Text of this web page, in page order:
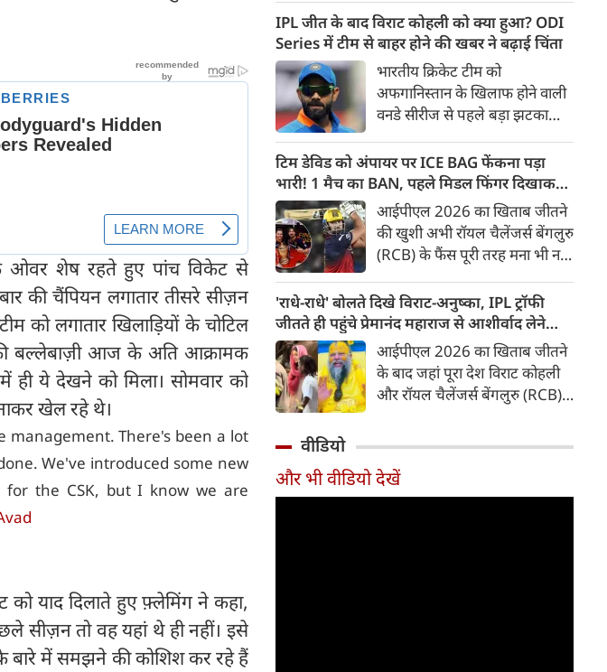
ओवर शेष रहते हुए पांच विकेट से
की चैंपियन लगातार तीसरे सीज़न
को लगातार खिलाड़ियों के चोटिल
बल्लेबाज़ी आज के अति आक्रामक
ही ये देखने को मिला। सोमवार को
खेल रहे थे।
management. There's been a lot
We've introduced some new
the CSK, but I know we are
याद दिलाते हुए फ़्लेमिंग ने कहा,
सीज़न तो वह यहां थे ही नहीं। इसे
बारे में समझने की कोशिश कर रहे हैं
पुरानी फ़्रैंचाइजी दिल्ली कैपिटल्स
(DC) को वापस भेजने और बदले में
भारत के स्पिनर कुलदीप यादव को
अपनी टीम में शामिल करने की तैयारी
पूरी हो गई है। ट्रेड के तहत रवींद्र
जाडेजा के बाद पंत दूसरे बड़े खिलाड़ी
होंगे जिनकी सैलरी कम होगी।
IPL जीत के बाद विराट कोहली को क्या हुआ? ODI
Series में टीम से बाहर होने की खबर ने बढ़ाई चिंता
भारतीय क्रिकेट टीम को
अफगानिस्तान के खिलाफ होने वाली
वनडे सीरीज से पहले बड़ा झटका
स्टार बल्लेबाज विराट कोहली
हैमस्ट्रिंग चोट के चलते पूरी सीरीज से
बाहर हो गए हैं। यह सीरीज 13 जून
से धर्मशाला में शुरू होने जा रही है,
लेकिन उससे पहले कोहली की
अनुपस्थिति ने टीम मैनेजमेंट की
चिंताएं बढ़ा दी हैं।
टिम डेविड को अंपायर पर ICE BAG फेंकना पड़ा
भारी! 1 मैच का BAN, पहले मिडल फिंगर दिखाकर
भी फंसे थे
आईपीएल 2026 का खिताब जीतने
की खुशी अभी रॉयल चैलेंजर्स बेंगलुरु
(RCB) के फैंस पूरी तरह मना भी नहीं
खबर सामने आ गई। RCB के
विस्फोटक बल्लेबाज टिम डेविड
(Tim David) को IPL Code of
Conduct का उल्लंघन करना भारी
पड़ गया है। फाइनल मुकाबले के
दौरान की गई एक हरकत की वजह से
गया है, बल्कि अगले सीजन के पहले
मैच से भी बाहर कर दिया गया है।
'राधे-राधे' बोलते दिखे विराट-अनुष्का, IPL ट्रॉफी
जीतते ही पहुंचे प्रेमानंद महाराज से आशीर्वाद लेने
[VIDEO]
आईपीएल 2026 का खिताब जीतने
के बाद जहां पूरा देश विराट कोहली
और रॉयल चैलेंजर्स बेंगलुरु (RCB)
आध्यात्मिक राह को चुना। ट्रॉफी
जीतने के कुछ ही समय बाद दोनों
वीडियो
और भी वीडियो देखें